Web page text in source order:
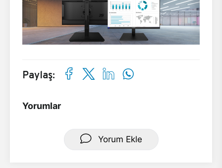
Paylaş:
Yorumlar
Yorum Ekle